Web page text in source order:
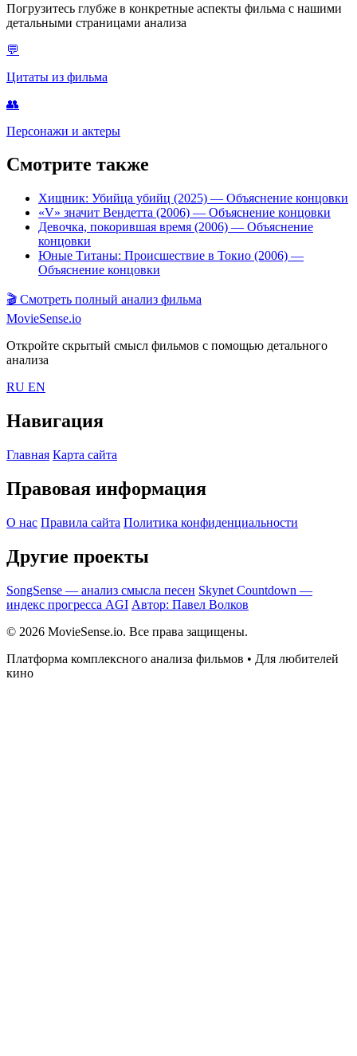
Погрузитесь глубже в конкретные аспекты фильма с нашими
детальными страницами анализа
💬
Цитаты из фильма
👥
Персонажи и актеры
Смотрите также
Хищник: Убийца убийц (2025) — Объяснение концовки
«V» значит Вендетта (2006) — Объяснение концовки
Девочка, покорившая время (2006) — Объяснение
концовки
Юные Титаны: Происшествие в Токио (2006) —
Объяснение концовки
🎬 Смотреть полный анализ фильма
MovieSense.io
Откройте скрытый смысл фильмов с помощью детального
анализа
RU EN
Навигация
Главная Карта сайта
Правовая информация
О нас Правила сайта Политика конфиденциальности
Другие проекты
SongSense — анализ смысла песен Skynet Countdown —
индекс прогресса AGI Автор: Павел Волков
© 2026 MovieSense.io. Все права защищены.
Платформа комплексного анализа фильмов • Для любителей
кино